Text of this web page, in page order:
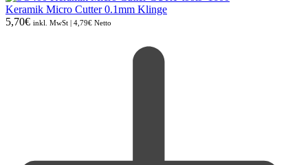
Keramik Micro Cutter 0.1mm Klinge
5,70€ inkl. MwSt | 4,79€ Netto